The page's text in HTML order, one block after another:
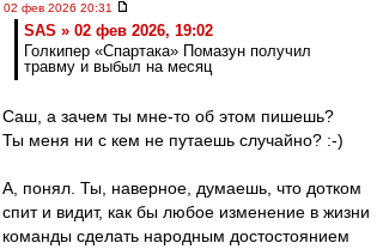
02 фев 2026 20:31
SAS » 02 фев 2026, 19:02
Голкипер «Спартака» Помазун получил
травму и выбыл на месяц
Саш, а зачем ты мне-то об этом пишешь?
Ты меня ни с кем не путаешь случайно? :-)
А, понял. Ты, наверное, думаешь, что дотком
спит и видит, как бы любое изменение в жизни
команды сделать народным достостоянием